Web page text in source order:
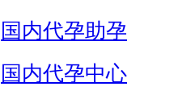
国内代孕助孕
国内代孕中心